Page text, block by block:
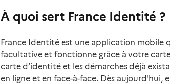
À quoi sert France Identité ?
France Identité est une application mobile
facultative et fonctionne grâce à votre
carte d’identité et les démarches déjà
en ligne et en face-à-face. Dès aujourd'hui,